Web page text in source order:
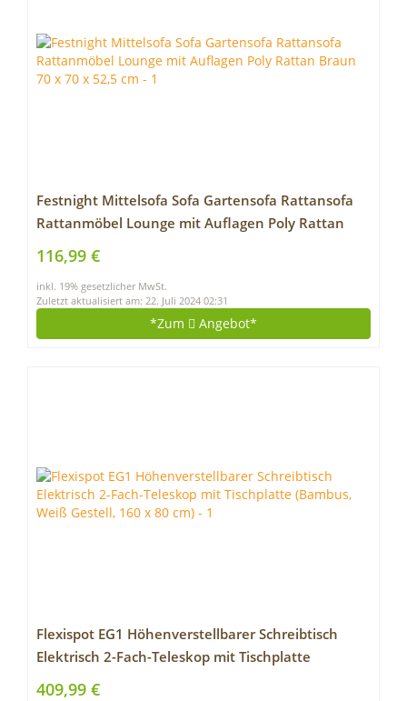
Festnight Mittelsofa Sofa Gartensofa Rattansofa
Rattanmöbel Lounge mit Auflagen Poly Rattan
Braun 70 x 70 x 52,5 cm
116,99 €
inkl. 19% gesetzlicher MwSt.
Zuletzt aktualisiert am: 22. Juli 2024 02:31
*Zum Angebot*
Flexispot EG1 Höhenverstellbarer Schreibtisch
Elektrisch 2-Fach-Teleskop mit Tischplatte
(Bambus, Weiß Gestell, 160 x 80 cm)
409,99 €